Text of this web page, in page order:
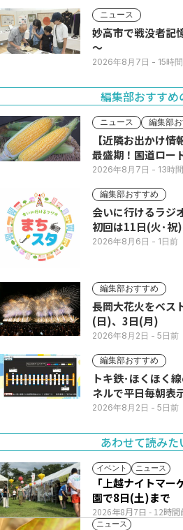
ニュース
妙高市で戦没者記
～
2026年8月7日 - 15時
編集部おすすめ
ニュース 編集部
【近隣お出かけ
最盛期！国道ロー
い列
2026年8月7日 - 13時
編集部おすすめ
会いに行けるラジ
初回は11日(火･祝
2026年8月6日 - 1日前
編集部おすすめ
長岡大花火をベス
(日)、3日(月)
2026年8月2日 - 5日前
編集部おすすめ
トキ鉄･ほくほく線の運行
ネルで平日毎朝表
2026年8月2日 - 5日前
あわせて読みた
イベント ニュース
2026年8月7日 - 12時間
「上越ナイトマ
園で8日(土)まで
ニュース